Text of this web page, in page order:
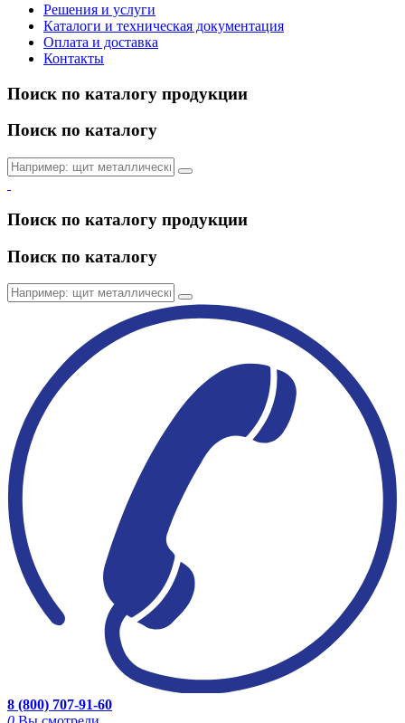
Решения и услуги
Каталоги и техническая документация
Оплата и доставка
Контакты
Поиск по каталогу продукции
Поиск по каталогу
Поиск по каталогу продукции
Поиск по каталогу
8 (800) 707-91-60